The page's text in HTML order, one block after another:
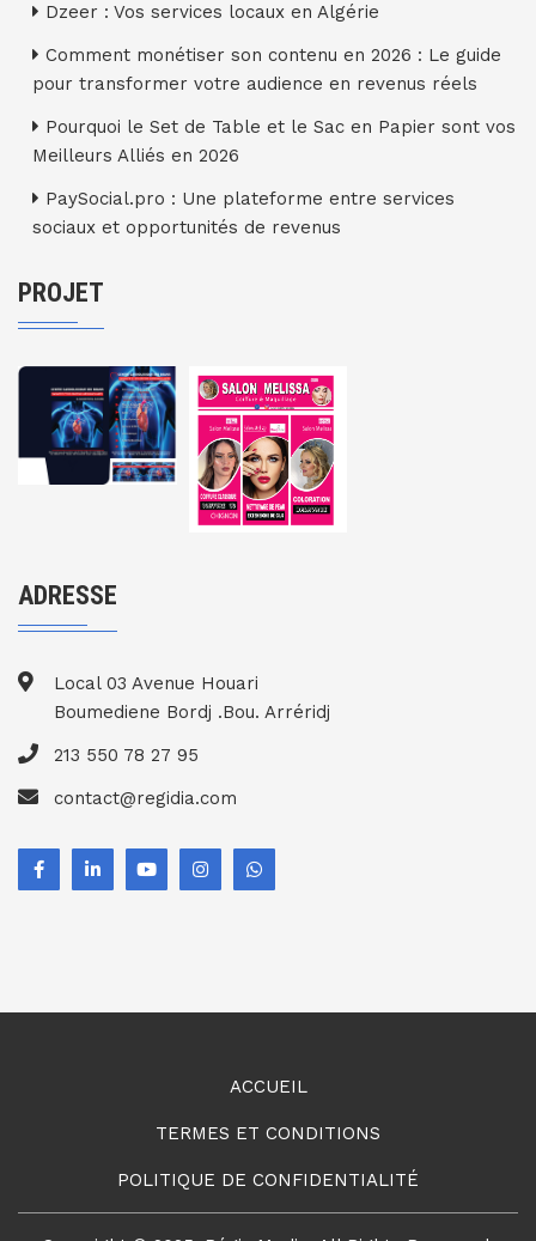
Dzeer : Vos services locaux en Algérie
Comment monétiser son contenu en 2026 : Le guide
pour transformer votre audience en revenus réels
Pourquoi le Set de Table et le Sac en Papier sont vos
Meilleurs Alliés en 2026
PaySocial.pro : Une plateforme entre services
sociaux et opportunités de revenus
PROJET
ADRESSE
Local 03 Avenue Houari
Boumediene Bordj .Bou. Arréridj
213 550 78 27 95
contact@regidia.com
ACCUEIL
TERMES ET CONDITIONS
POLITIQUE DE CONFIDENTIALITÉ